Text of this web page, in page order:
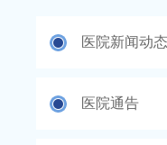
医院新闻动态
医院通告